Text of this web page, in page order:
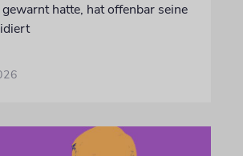
hatte, hat offenbar seine